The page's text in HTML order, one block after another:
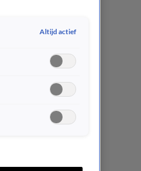
Altijd actief